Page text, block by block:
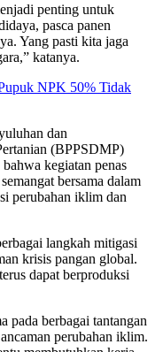
penting untuk
pasca panen
Yang pasti kita jaga
katanya.
NPK 50% Tidak
dan
(BPPSDMP)
kegiatan penas
bersama dalam
perubahan iklim dan
langkah mitigasi
krisis pangan global.
dapat berproduksi
pada berbagai tantangan
perubahan iklim.